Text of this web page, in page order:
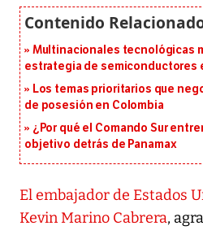
Multinacionales tecnológicas
estrategia de semiconductores
Los temas prioritarios que
de posesión en Colombia
¿Por qué el Comando Sur
objetivo detrás de Panamax
El embajador de Estados
Kevin Marino Cabrera,